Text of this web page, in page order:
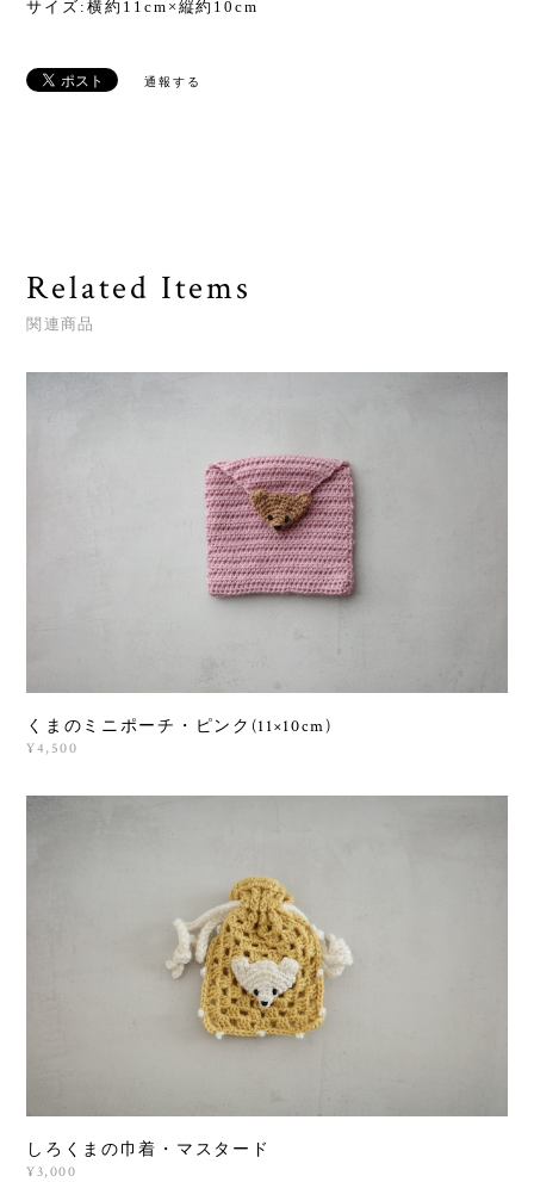
サイズ:横約11cm×縦約10cm
通報する
Related Items
関連商品
くまのミニポーチ・ピンク(11×10cm)
¥4,500
しろくまの巾着・マスタード
¥3,000